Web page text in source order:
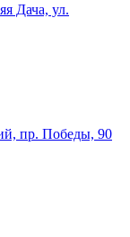
Дача, ул.
пр. Победы, 90